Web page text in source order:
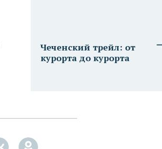
Чеченский трейл: от
курорта до курорта